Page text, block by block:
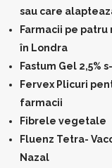
sau care
Farmacii pe
în Londra
Fastum Gel 2,5%
Fervex Plicuri
farmacii
Fibrele vegetale
Fluenz Tetra-
Nazal